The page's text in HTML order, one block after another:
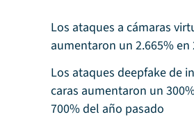
Los ataques a cámaras
aumentaron un 2.665% en
Los ataques deepfake de
caras aumentaron un
700% del año pasado